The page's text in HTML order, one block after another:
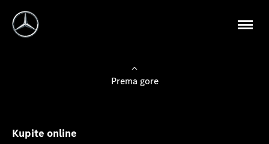
Prema gore
Kupite online